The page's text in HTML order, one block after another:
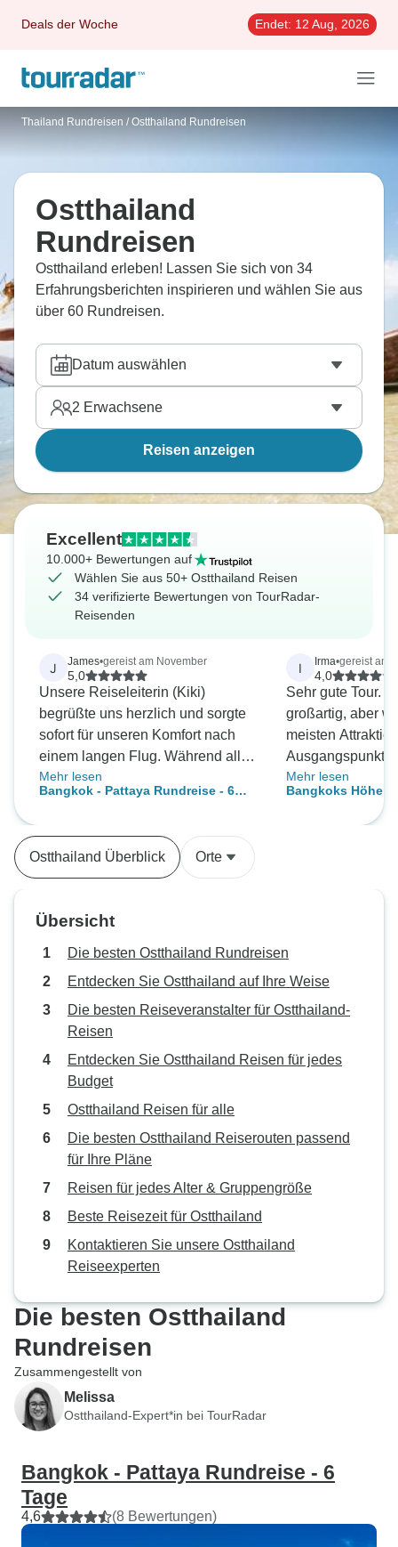
Deals der Woche Endet: 12 Aug, 2026
Thailand Rundreisen / Ostthailand Rundreisen
Ostthailand
Rundreisen
Ostthailand erleben! Lassen Sie sich von 34
Erfahrungsberichten inspirieren und wählen Sie aus
über 60 Rundreisen.
Datum auswählen
2 Erwachsene
Reisen anzeigen
Excellent
10.000+ Bewertungen auf
Wählen Sie aus 50+ Ostthailand Reisen
34 verifizierte Bewertungen von TourRadar-
Reisenden
J James•gereist am November
5,0
Unsere Reiseleiterin (Kiki)
begrüßte uns herzlich und sorgte
sofort für unseren Komfort nach
einem langen Flug. Während aller
Fahrten blieb sie engagiert und
bot viele Informationen über die
Sie half uns beim Einchecken in
alle Hotels, Touren und
Souvenirs. Kiki und unser Fahrer
blieben während der gesamten
erklärten uns klar und deutlich den
Plan für jeden Tag. Am Ende des
Tages wurden wir über den
nächsten Tag informiert. Sie waren
in der Lage, auf unsere
sind sehr zufrieden mit unseren
Reiseleitern. Die Unterkünfte
waren sehr gut, sogar auf 3-
Sterne-Niveau. In jedem Hotel gab
und für das Nachtleben, die zu
Fuß erreichbar waren. Da wir mit
einem Kind unterwegs waren,
komfortabel und
diese Reisegesellschaft weiter
empfehlen.
Mehr lesen
Bangkok - Pattaya Rundreise - 6
I Irma•gereist am
4,0
Sehr gute Tour.
großartig, aber
meisten
Ausgangspunkt
Reiseleiter
ausgezeichnet.
Mehr lesen
Bangkoks
Ostthailand Überblick Orte
Übersicht
Die besten Ostthailand Rundreisen
Entdecken Sie Ostthailand auf Ihre Weise
Die besten Reiseveranstalter für Ostthailand-
Reisen
Entdecken Sie Ostthailand Reisen für jedes
Budget
Ostthailand Reisen für alle
Die besten Ostthailand Reiserouten passend
für Ihre Pläne
Reisen für jedes Alter & Gruppengröße
Beste Reisezeit für Ostthailand
Kontaktieren Sie unsere Ostthailand
Reiseexperten
Die besten Ostthailand
Rundreisen
Zusammengestellt von
Melissa
Ostthailand-Expert*in bei TourRadar
Bangkok - Pattaya Rundreise - 6
Tage
4,6 (8 Bewertungen)